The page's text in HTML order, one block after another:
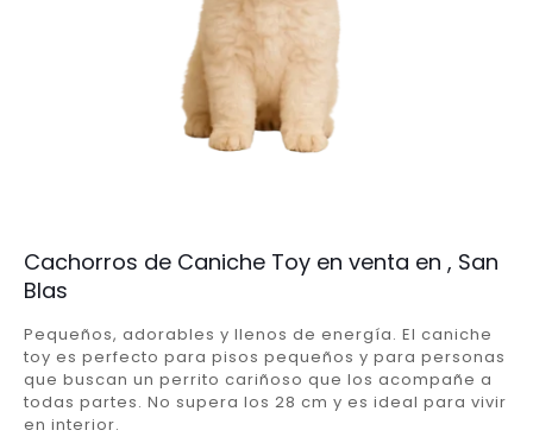
Cachorros de Caniche Toy en venta en , San
Blas
Pequeños, adorables y llenos de energía. El caniche
toy es perfecto para pisos pequeños y para personas
que buscan un perrito cariñoso que los acompañe a
todas partes. No supera los 28 cm y es ideal para vivir
en interior.